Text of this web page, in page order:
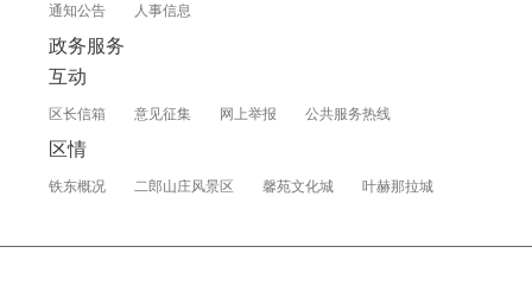
通知公告 人事信息
政务服务
互动
区长信箱 意见征集 网上举报 公共服务热线
区情
铁东概况 二郎山庄风景区 馨苑文化城 叶赫那拉城